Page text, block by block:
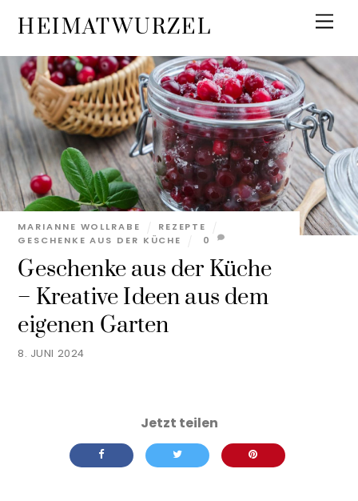
content
HEIMATWURZEL
8. JUNI 2024
Geschenke aus der Küche
– Kreative Ideen aus dem
eigenen Garten
MARIANNE WOLLRABE
REZEPTE
GESCHENKE AUS DER KÜCHE
0